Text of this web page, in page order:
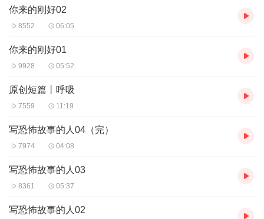
你来的刚好02
8552 06:05
你来的刚好01
9928 05:52
原创短篇丨呼吸
7559 11:19
写恐怖故事的人04（完）
7974 04:08
写恐怖故事的人03
8361 05:37
写恐怖故事的人02